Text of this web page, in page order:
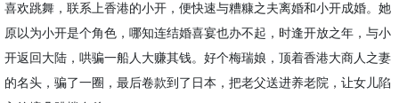
喜欢跳舞，联系上香港的小开，便快速与糟糠之夫离婚和小开成婚。她
原以为小开是个角色，哪知连结婚喜宴也办不起，时逢开放之年，与小
开返回大陆，哄骗一船人大赚其钱。好个梅瑞娘，顶着香港大商人之妻
的名头，骗了一圈，最后卷款到了日本，把老父送进养老院，让女儿陷